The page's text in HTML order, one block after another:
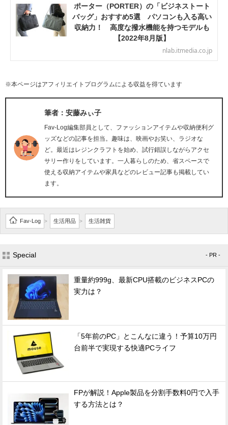
ポーター（PORTER）の「ビジネストート
バッグ」おすすめ5選 パソコンも入る高い
収納力！ 高度な撥水機能を持つモデルも
【2022年8月版】
nlab.itmedia.co.jp
※本ページはアフィリエイトプログラムによる収益を得ています
筆者：安藤みぃ子
Fav-Log編集部員として、ファッションアイテムや収納便利グ
ッズなどの記事を担当。趣味は、映画やお笑い、ラジオな
ど。最近はレジンクラフトを始め、試行錯誤しながらアクセ
サリー作りをしています。一人暮らしのため、省スペースで
使える収納アイテムや家具などのレビュー記事も掲載してい
ます。
Fav-Log > 生活用品 > 生活雑貨
Special - PR -
重量約999g、最新CPU搭載のビジネスPCの
実力は？
「5年前のPC」とこんなに違う！予算10万円
台前半で実現する快適PCライフ
FPが解説！Apple製品を分割手数料0円で入手
する方法とは？